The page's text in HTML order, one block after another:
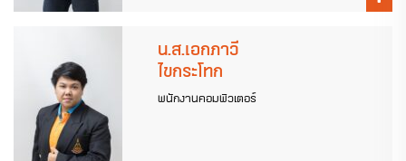
น.ส.เอกภาวี
ไขกระโทก
พนักงานคอมพิวเตอร์